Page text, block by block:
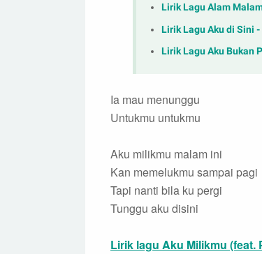
Lirik Lagu Alam
Lirik Lagu Aku di Sini -
Lirik Lagu Aku Bukan
Ia mau menunggu
Untukmu untukmu
Aku milikmu malam ini
Kan memelukmu sampai pagi
Tapi nanti bila ku pergi
Tunggu aku disini
Lirik lagu Aku Milikmu (feat.